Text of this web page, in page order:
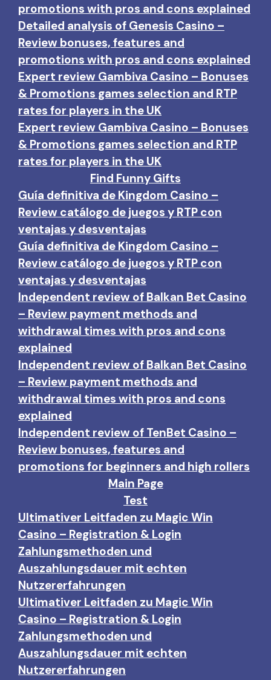
promotions with pros and cons explained
Detailed analysis of Genesis Casino –
Review bonuses, features and
promotions with pros and cons explained
Expert review Gambiva Casino – Bonuses
& Promotions games selection and RTP
rates for players in the UK
Expert review Gambiva Casino – Bonuses
& Promotions games selection and RTP
rates for players in the UK
Find Funny Gifts
Guía definitiva de Kingdom Casino –
Review catálogo de juegos y RTP con
ventajas y desventajas
Guía definitiva de Kingdom Casino –
Review catálogo de juegos y RTP con
ventajas y desventajas
Independent review of Balkan Bet Casino
– Review payment methods and
withdrawal times with pros and cons
explained
Independent review of Balkan Bet Casino
– Review payment methods and
withdrawal times with pros and cons
explained
Independent review of TenBet Casino –
Review bonuses, features and
promotions for beginners and high rollers
Main Page
Test
Ultimativer Leitfaden zu Magic Win
Casino – Registration & Login
Zahlungsmethoden und
Auszahlungsdauer mit echten
Nutzererfahrungen
Ultimativer Leitfaden zu Magic Win
Casino – Registration & Login
Zahlungsmethoden und
Auszahlungsdauer mit echten
Nutzererfahrungen